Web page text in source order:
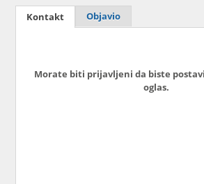
Kontakt Objavio
Morate biti prijavljeni da biste
oglas.